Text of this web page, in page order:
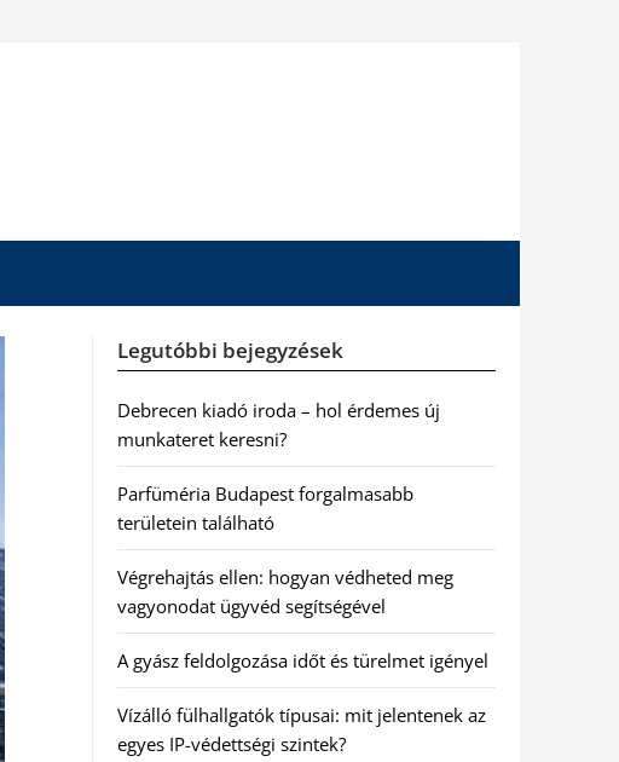
Legutóbbi bejegyzések
Debrecen kiadó iroda – hol érdemes új
munkateret keresni?
Parfüméria Budapest forgalmasabb
területein található
Végrehajtás ellen: hogyan védheted meg
vagyonodat ügyvéd segítségével
A gyász feldolgozása időt és türelmet igényel
Vízálló fülhallgatók típusai: mit jelentenek az
egyes IP-védettségi szintek?